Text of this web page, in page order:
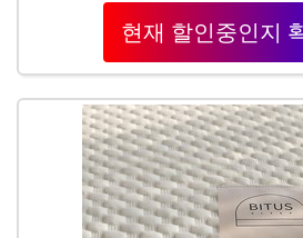
현재 할인중인지